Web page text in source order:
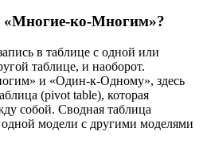
«Многие-ко-Многим»?
в таблице с одной или
таблице, и наоборот.
и «Один-к-Одному», здесь
(pivot table), которая
собой. Сводная таблица
модели с другими моделями